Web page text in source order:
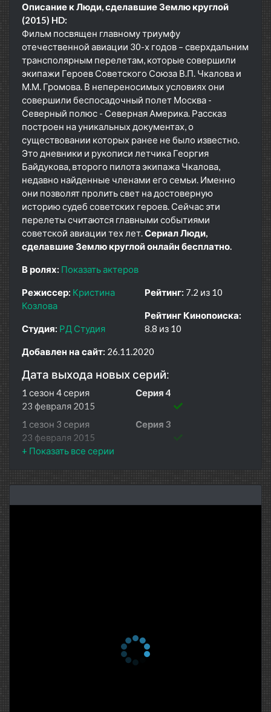
Описание к Люди, сделавшие Землю круглой
(2015) HD:
Фильм посвящен главному триумфу
отечественной авиации 30-х годов – сверхдальним
трансполярным перелетам, которые совершили
экипажи Героев Советского Союза В.П. Чкалова и
М.М. Громова. В непереносимых условиях они
совершили беспосадочный полет Москва -
Северный полюс - Северная Америка. Рассказ
построен на уникальных документах, о
существовании которых ранее не было известно.
Это дневники и рукописи летчика Георгия
Байдукова, второго пилота экипажа Чкалова,
недавно найденные членами его семьи. Именно
они позволят пролить свет на достоверную
историю судеб советских героев. Сейчас эти
перелеты считаются главными событиями
советской авиации тех лет.Сериал Люди,
сделавшие Землю круглой онлайн бесплатно.
В ролях: Показать актеров
Режиссер: Кристина
Козлова
Студия: РД Студия
Рейтинг: 7.2 из 10
Рейтинг Кинопоиска:
8.8 из 10
Добавлен на сайт: 26.11.2020
Дата выхода новых серий:
1 сезон 4 серия
Серия 4
23 февраля 2015
1 сезон 3 серия
Серия 3
23 февраля 2015
1 сезон 2 серия
23 февраля 2015
1 сезон 1 серия
Серия 1